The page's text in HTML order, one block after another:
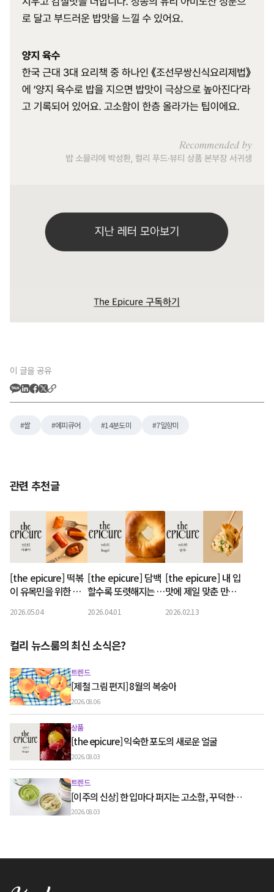
이 글을 공유
쌀 에피큐어 14분도미 7일향미
관련 추천글
[the epicure] 떡볶
이 유목민을 위한 매
2026.05.04
[the epicure] 담백
할수록 또렷해지는 베
2026.04.01
[the epicure] 내 입
맛에 제일 맞춘 만두
2026.02.13
컬리 뉴스룸의 최신 소식은?
트렌드
[제철 그림 편지] 8월의 복숭아
2026.08.06
상품
[the epicure] 익숙한 포도의 새로운 얼굴
2026.08.03
트렌드
[이주의 신상] 한 입마다 퍼지는 고소함, 꾸덕한
그릭요거트와 우유 디저트
2026.08.03